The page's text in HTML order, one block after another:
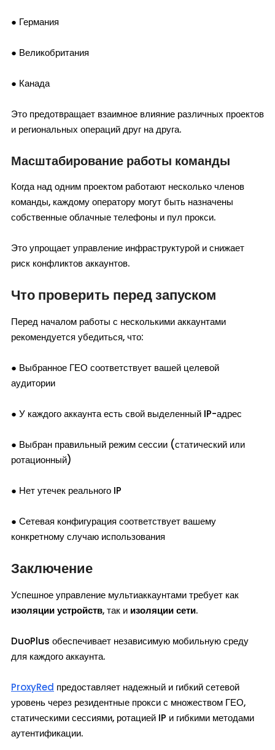
● Германия
● Великобритания
● Канада
Это предотвращает взаимное влияние различных проектов
и региональных операций друг на друга.
Масштабирование работы команды
Когда над одним проектом работают несколько членов
команды, каждому оператору могут быть назначены
собственные облачные телефоны и пул прокси.
Это упрощает управление инфраструктурой и снижает
риск конфликтов аккаунтов.
Что проверить перед запуском
Перед началом работы с несколькими аккаунтами
рекомендуется убедиться, что:
● Выбранное ГЕО соответствует вашей целевой
аудитории
● У каждого аккаунта есть свой выделенный IP-адрес
● Выбран правильный режим сессии (статический или
ротационный)
● Нет утечек реального IP
● Сетевая конфигурация соответствует вашему
конкретному случаю использования
Заключение
Успешное управление мультиаккаунтами требует как
изоляции устройств, так и изоляции сети.
DuoPlus обеспечивает независимую мобильную среду
для каждого аккаунта.
ProxyRed предоставляет надежный и гибкий сетевой
уровень через резидентные прокси с множеством ГЕО,
статическими сессиями, ротацией IP и гибкими методами
аутентификации.